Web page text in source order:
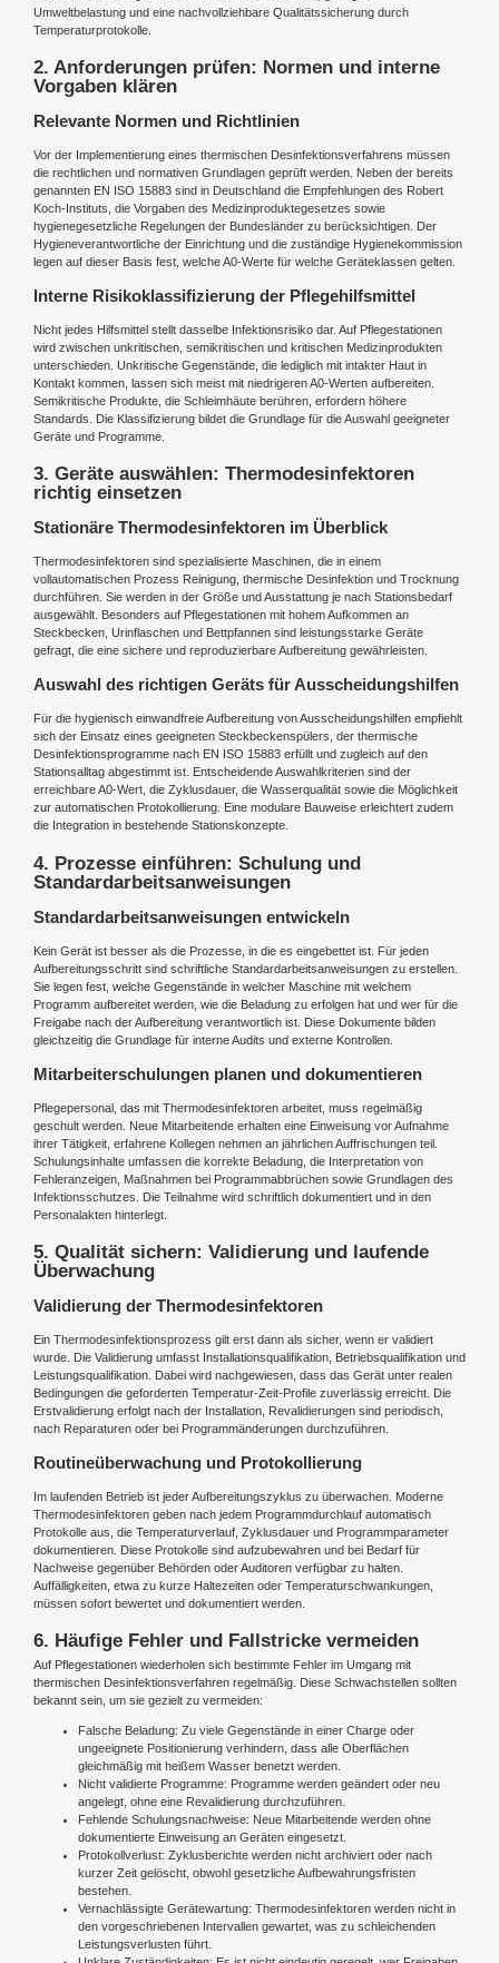
Umweltbelastung und eine nachvollziehbare Qualitätssicherung durch
Temperaturprotokolle.
2. Anforderungen prüfen: Normen und interne
Vorgaben klären
Relevante Normen und Richtlinien
Vor der Implementierung eines thermischen Desinfektionsverfahrens müssen
die rechtlichen und normativen Grundlagen geprüft werden. Neben der bereits
genannten EN ISO 15883 sind in Deutschland die Empfehlungen des Robert
Koch-Instituts, die Vorgaben des Medizinproduktegesetzes sowie
hygienegesetzliche Regelungen der Bundesländer zu berücksichtigen. Der
Hygieneverantwortliche der Einrichtung und die zuständige Hygienekommission
legen auf dieser Basis fest, welche A0-Werte für welche Geräteklassen gelten.
Interne Risikoklassifizierung der Pflegehilfsmittel
Nicht jedes Hilfsmittel stellt dasselbe Infektionsrisiko dar. Auf Pflegestationen
wird zwischen unkritischen, semikritischen und kritischen Medizinprodukten
unterschieden. Unkritische Gegenstände, die lediglich mit intakter Haut in
Kontakt kommen, lassen sich meist mit niedrigeren A0-Werten aufbereiten.
Semikritische Produkte, die Schleimhäute berühren, erfordern höhere
Standards. Die Klassifizierung bildet die Grundlage für die Auswahl geeigneter
Geräte und Programme.
3. Geräte auswählen: Thermodesinfektoren
richtig einsetzen
Stationäre Thermodesinfektoren im Überblick
Thermodesinfektoren sind spezialisierte Maschinen, die in einem
vollautomatischen Prozess Reinigung, thermische Desinfektion und Trocknung
durchführen. Sie werden in der Größe und Ausstattung je nach Stationsbedarf
ausgewählt. Besonders auf Pflegestationen mit hohem Aufkommen an
Steckbecken, Urinflaschen und Bettpfannen sind leistungsstarke Geräte
gefragt, die eine sichere und reproduzierbare Aufbereitung gewährleisten.
Auswahl des richtigen Geräts für Ausscheidungshilfen
Für die hygienisch einwandfreie Aufbereitung von Ausscheidungshilfen empfiehlt
sich der Einsatz eines geeigneten Steckbeckenspülers, der thermische
Desinfektionsprogramme nach EN ISO 15883 erfüllt und zugleich auf den
Stationsalltag abgestimmt ist. Entscheidende Auswahlkriterien sind der
erreichbare A0-Wert, die Zyklusdauer, die Wasserqualität sowie die Möglichkeit
zur automatischen Protokollierung. Eine modulare Bauweise erleichtert zudem
die Integration in bestehende Stationskonzepte.
4. Prozesse einführen: Schulung und
Standardarbeitsanweisungen
Standardarbeitsanweisungen entwickeln
Kein Gerät ist besser als die Prozesse, in die es eingebettet ist. Für jeden
Aufbereitungsschritt sind schriftliche Standardarbeitsanweisungen zu erstellen.
Sie legen fest, welche Gegenstände in welcher Maschine mit welchem
Programm aufbereitet werden, wie die Beladung zu erfolgen hat und wer für die
Freigabe nach der Aufbereitung verantwortlich ist. Diese Dokumente bilden
gleichzeitig die Grundlage für interne Audits und externe Kontrollen.
Mitarbeiterschulungen planen und dokumentieren
Pflegepersonal, das mit Thermodesinfektoren arbeitet, muss regelmäßig
geschult werden. Neue Mitarbeitende erhalten eine Einweisung vor Aufnahme
ihrer Tätigkeit, erfahrene Kollegen nehmen an jährlichen Auffrischungen teil.
Schulungsinhalte umfassen die korrekte Beladung, die Interpretation von
Fehleranzeigen, Maßnahmen bei Programmabbrüchen sowie Grundlagen des
Infektionsschutzes. Die Teilnahme wird schriftlich dokumentiert und in den
Personalakten hinterlegt.
5. Qualität sichern: Validierung und laufende
Überwachung
Validierung der Thermodesinfektoren
Ein Thermodesinfektionsprozess gilt erst dann als sicher, wenn er validiert
wurde. Die Validierung umfasst Installationsqualifikation, Betriebsqualifikation und
Leistungsqualifikation. Dabei wird nachgewiesen, dass das Gerät unter realen
Bedingungen die geforderten Temperatur-Zeit-Profile zuverlässig erreicht. Die
Erstvalidierung erfolgt nach der Installation, Revalidierungen sind periodisch,
nach Reparaturen oder bei Programmänderungen durchzuführen.
Routineüberwachung und Protokollierung
Im laufenden Betrieb ist jeder Aufbereitungszyklus zu überwachen. Moderne
Thermodesinfektoren geben nach jedem Programmdurchlauf automatisch
Protokolle aus, die Temperaturverlauf, Zyklusdauer und Programmparameter
dokumentieren. Diese Protokolle sind aufzubewahren und bei Bedarf für
Nachweise gegenüber Behörden oder Auditoren verfügbar zu halten.
Auffälligkeiten, etwa zu kurze Haltezeiten oder Temperaturschwankungen,
müssen sofort bewertet und dokumentiert werden.
6. Häufige Fehler und Fallstricke vermeiden
Auf Pflegestationen wiederholen sich bestimmte Fehler im Umgang mit
thermischen Desinfektionsverfahren regelmäßig. Diese Schwachstellen sollten
bekannt sein, um sie gezielt zu vermeiden:
Falsche Beladung: Zu viele Gegenstände in einer Charge oder
ungeeignete Positionierung verhindern, dass alle Oberflächen
gleichmäßig mit heißem Wasser benetzt werden.
Nicht validierte Programme: Programme werden geändert oder neu
angelegt, ohne eine Revalidierung durchzuführen.
Fehlende Schulungsnachweise: Neue Mitarbeitende werden ohne
dokumentierte Einweisung an Geräten eingesetzt.
Protokollverlust: Zyklusberichte werden nicht archiviert oder nach
kurzer Zeit gelöscht, obwohl gesetzliche Aufbewahrungsfristen
bestehen.
Vernachlässigte Gerätewartung: Thermodesinfektoren werden nicht in
den vorgeschriebenen Intervallen gewartet, was zu schleichenden
Leistungsverlusten führt.